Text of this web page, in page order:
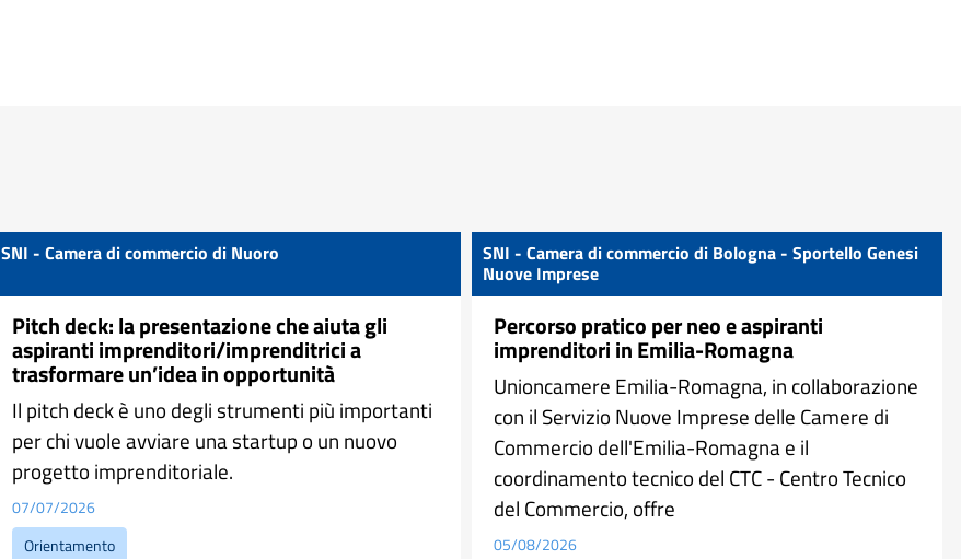
SNI - Camera di commercio di Nuoro
Pitch deck: la presentazione che aiuta gli
aspiranti imprenditori/imprenditrici a
trasformare un’idea in opportunità
Il pitch deck è uno degli strumenti più importanti
per chi vuole avviare una startup o un nuovo
progetto imprenditoriale.
07/07/2026
Orientamento
SNI - Camera di commercio di Bologna - Sportello Genesi
Nuove Imprese
Percorso pratico per neo e aspiranti
imprenditori in Emilia-Romagna
Unioncamere Emilia-Romagna, in collaborazione
con il Servizio Nuove Imprese delle Camere di
Commercio dell'Emilia-Romagna e il
coordinamento tecnico del CTC - Centro Tecnico
del Commercio, offre
05/08/2026